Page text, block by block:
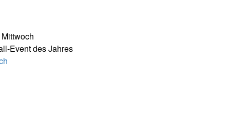
Event des Jahres